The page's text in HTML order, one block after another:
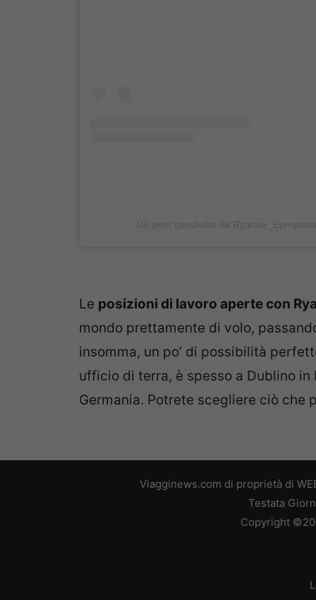
Le posizioni di lavoro aperte con
mondo prettamente di volo,
insomma, un po’ di possibilità
ufficio di terra, è spesso a Dublino
Germania. Potrete scegliere ciò che
Viagginews.com di proprietà di
Testata
Copyright